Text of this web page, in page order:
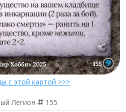
с этой картой >>>
Легион
155